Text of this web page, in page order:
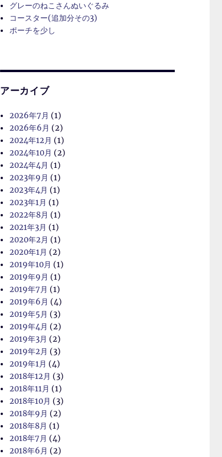
グレーのねこさんぬいぐるみ
コースター(追加分その3)
ポーチを少し
アーカイブ
2026年7月 (1)
2026年6月 (2)
2024年12月 (1)
2024年10月 (2)
2024年4月 (1)
2023年9月 (1)
2023年4月 (1)
2023年1月 (1)
2022年8月 (1)
2021年3月 (1)
2020年2月 (1)
2020年1月 (2)
2019年10月 (1)
2019年9月 (1)
2019年7月 (1)
2019年6月 (4)
2019年5月 (3)
2019年4月 (2)
2019年3月 (2)
2019年2月 (3)
2019年1月 (4)
2018年12月 (3)
2018年11月 (1)
2018年10月 (3)
2018年9月 (2)
2018年8月 (1)
2018年7月 (4)
2018年6月 (2)